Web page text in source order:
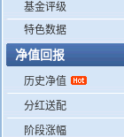
基金评级
特色数据
净值回报
历史净值
分红送配
阶段涨幅